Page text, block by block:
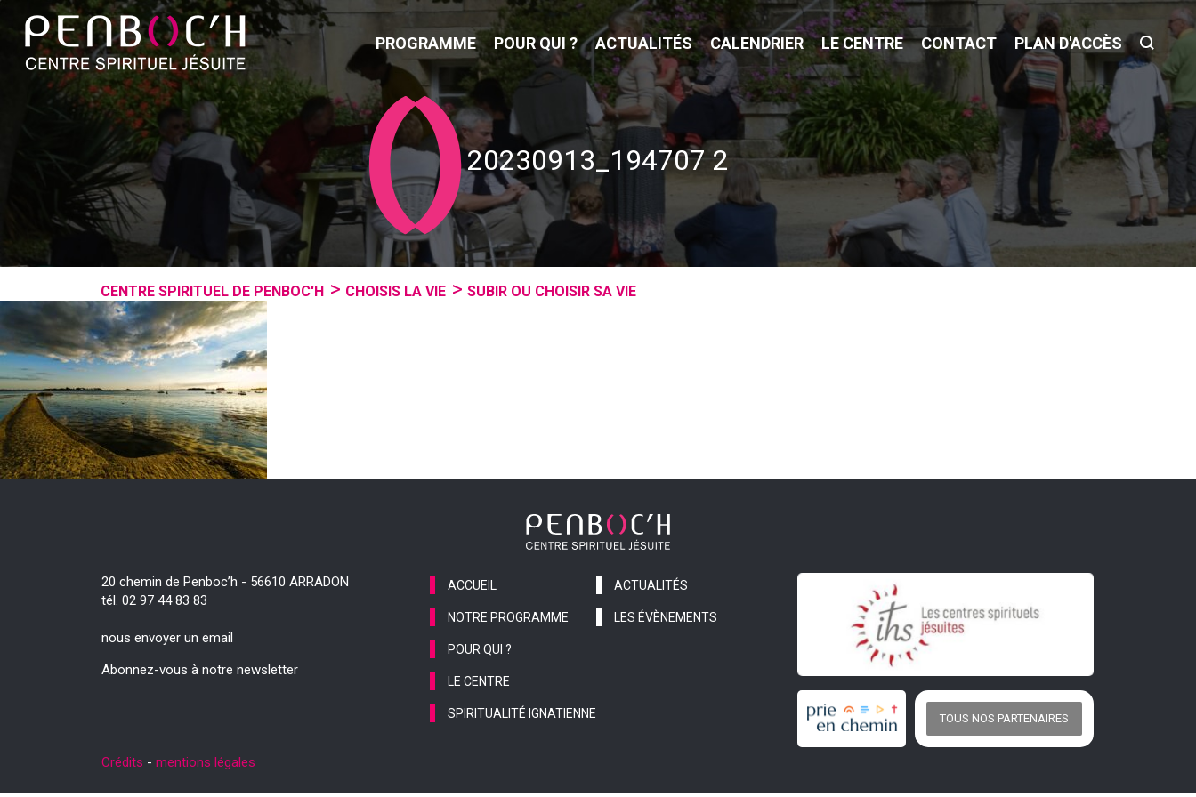
PROGRAMME POUR QUI ? ACTUALITÉS CALENDRIER LE CENTRE CONTACT PLAN D'ACCÈS
20230913_194707 2
CENTRE SPIRITUEL DE PENBOC'H CHOISIS LA VIE SUBIR OU CHOISIR SA VIE
20 chemin de Penboc’h - 56610 ARRADON
tél. 02 97 44 83 83
nous envoyer un email
Abonnez-vous à notre newsletter
ACCUEIL
NOTRE PROGRAMME
POUR QUI ?
LE CENTRE
SPIRITUALITÉ IGNATIENNE
ACTUALITÉS
LES ÉVÈNEMENTS
TOUS NOS PARTENAIRES
Crédits -mentions légales